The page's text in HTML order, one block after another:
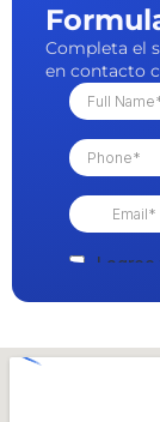
Completa el
en contacto